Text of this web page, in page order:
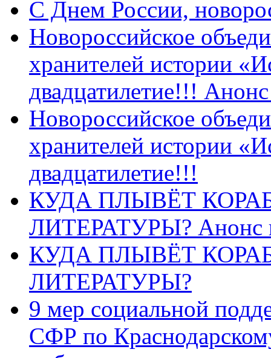
C Днем России,
Новороссийское
хранителей истории
двадцатилетие!!!
Новороссийское
хранителей истории
двадцатилетие!!!
КУДА ПЛЫВЁТ
ЛИТЕРАТУРЫ? Анонс
КУДА ПЛЫВЁТ
ЛИТЕРАТУРЫ?
9 мер социальной
СФР по